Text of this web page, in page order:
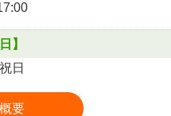
】
日
要